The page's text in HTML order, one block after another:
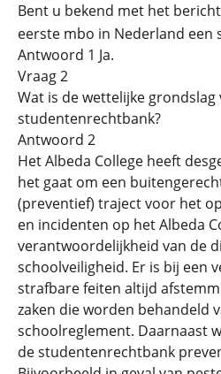
Bent u bekend met het
eerste mbo in Nederland een
Antwoord 1 Ja.
Vraag 2
Wat is de wettelijke grondslag
studentenrechtbank?
Antwoord 2
Het Albeda College heeft
het gaat om een
(preventief) traject voor het
en incidenten op het Albeda
verantwoordelijkheid van de
schoolveiligheid. Er is bij een
strafbare feiten altijd
zaken die worden behandeld
schoolreglement. Daarnaast
de studentenrechtbank